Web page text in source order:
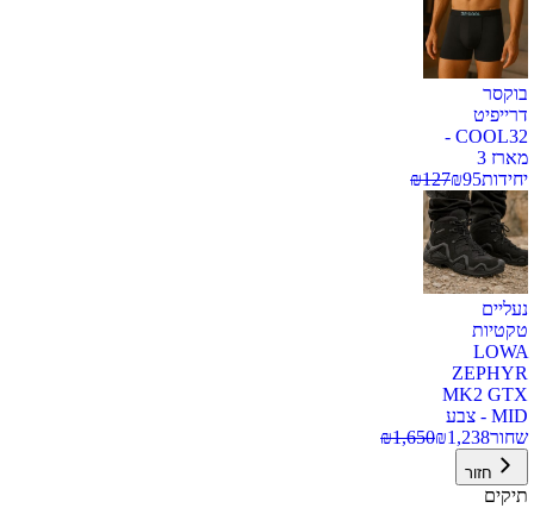
בוקסר
דרייפיט
COOL32 -
מארז 3
יחידות
₪95
₪127
נעליים
טקטיות
LOWA
ZEPHYR
MK2 GTX
MID - צבע
שחור
₪1,238
₪1,650
חזור
תיקים